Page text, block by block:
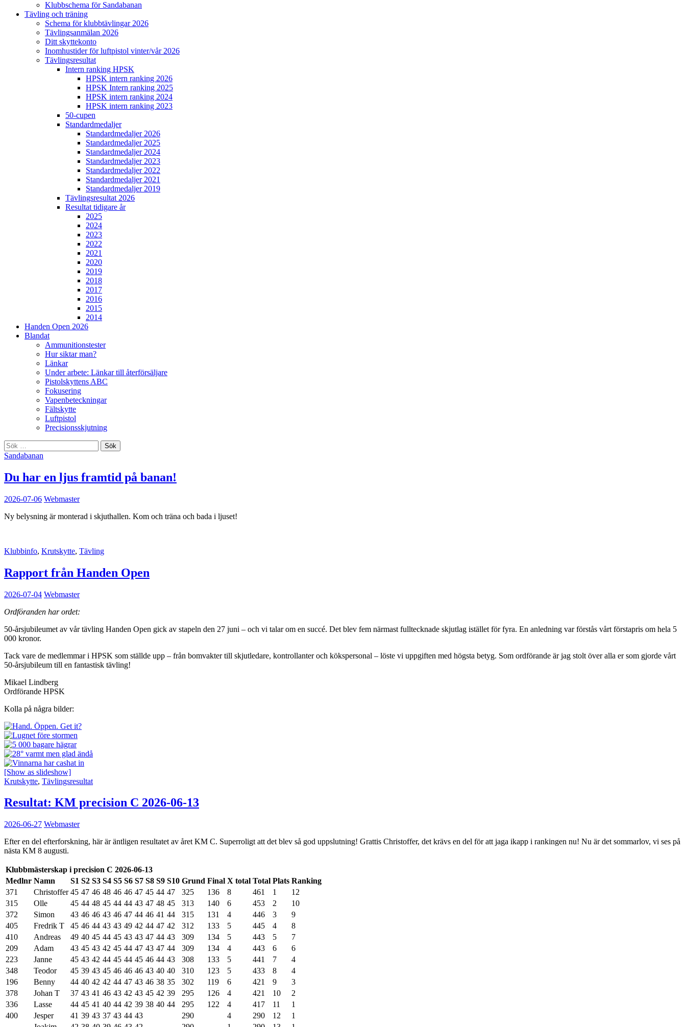
Klubbschema för Sandabanan
Tävling och träning
Schema för klubbtävlingar 2026
Tävlingsanmälan 2026
Ditt skyttekonto
Inomhustider för luftpistol vinter/vår 2026
Tävlingsresultat
Intern ranking HPSK
HPSK intern ranking 2026
HPSK Intern ranking 2025
HPSK intern ranking 2024
HPSK intern ranking 2023
50-cupen
Standardmedaljer
Standardmedaljer 2026
Standardmedaljer 2025
Standardmedaljer 2024
Standardmedaljer 2023
Standardmedaljer 2022
Standardmedaljer 2021
Standardmedaljer 2019
Tävlingsresultat 2026
Resultat tidigare år
2025
2024
2023
2022
2021
2020
2019
2018
2017
2016
2015
2014
Handen Open 2026
Blandat
Ammunitionstester
Hur siktar man?
Länkar
Under arbete: Länkar till återförsäljare
Pistolskyttens ABC
Fokusering
Vapenbeteckningar
Fältskytte
Luftpistol
Precisionsskjutning
Sök
efter:
Sandabanan
Du har en ljus framtid på banan!
2026-07-06 Webmaster
Ny belysning är monterad i skjuthallen. Kom och träna och bada i ljuset!
Klubbinfo, Krutskytte, Tävling
Rapport från Handen Open
2026-07-04 Webmaster
Ordföranden har ordet:
50-årsjubileumet av vår tävling Handen Open gick av stapeln den 27 juni – och vi talar om en succé. Det blev fem närmast fulltecknade skjutlag istället för fyra. En anledning var förstås vårt förstapris om hela 5
000 kronor.
Tack vare de medlemmar i HPSK som ställde upp – från bomvakter till skjutledare, kontrollanter och kökspersonal – löste vi uppgiften med högsta betyg. Som ordförande är jag stolt över alla er som gjorde vårt
50-årsjubileum till en fantastisk tävling!
Mikael Lindberg
Ordförande HPSK
Kolla på några bilder:
[Show as slideshow]
Krutskytte, Tävlingsresultat
Resultat: KM precision C 2026-06-13
2026-06-27 Webmaster
Efter en del efterforskning, här är äntligen resultatet av året KM C. Superroligt att det blev så god uppslutning! Grattis Christoffer, det krävs en del för att jaga ikapp i rankingen nu! Nu är det sommarlov, vi ses på
nästa KM 8 augusti.
Klubbmästerskap i precision C 2026-06-13
Medlnr Namn S1 S2 S3 S4 S5 S6 S7 S8 S9 S10 Grund Final X total Total Plats Ranking
371
Christoffer 45 47 46 48 46 46 47 45 44 47 325 136 8 461 1
12
315
Olle 45 44 48 45 44 44 43 47 48 45 313 140 6 453 2
10
372
Simon 43 46 46 43 46 47 44 46 41 44 315 131 4 446 3
9
405
Fredrik T 45 46 44 43 43 49 42 44 47 42 312 133 5 445 4
8
410
Andreas 49 40 45 44 45 43 43 47 44 43 309 134 5 443 5
7
209
Adam 43 45 43 42 45 44 47 43 47 44 309 134 4 443 6
6
223
Janne 45 43 42 44 45 44 45 46 44 43 308 133 5 441 7
4
348
Teodor 45 39 43 45 46 46 46 43 40 40 310 123 5 433 8
4
196
Benny 44 40 42 42 44 47 43 46 38 35 302 119 6 421 9
3
378
Johan T 37 43 41 46 43 42 43 45 42 39 295 126 4 421 10
2
336
Lasse 44 45 41 40 44 42 39 38 40 44 295 122 4 417 11
1
400
Jesper 41 39 43 37 43 44 43 290 4 290 12
1